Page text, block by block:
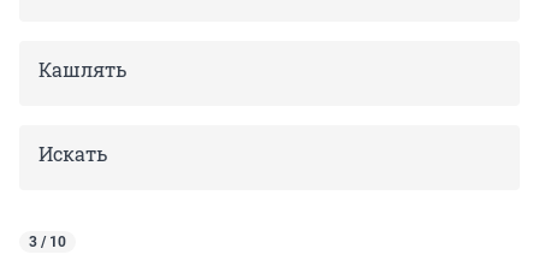
Кашлять
Искать
3 / 10